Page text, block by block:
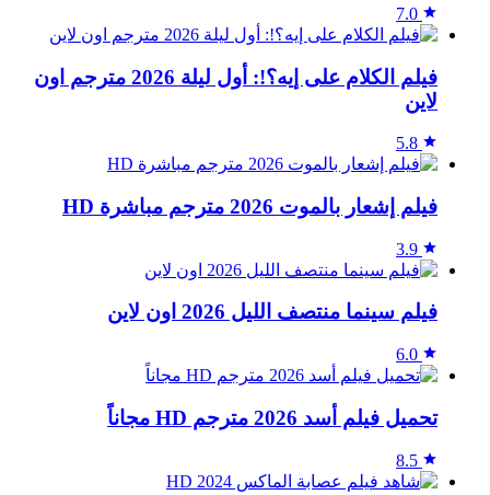
7.0
فيلم الكلام على إيه؟!: أول ليلة 2026 مترجم اون
لاين
5.8
فيلم إشعار بالموت 2026 مترجم مباشرة HD
3.9
فيلم سينما منتصف الليل 2026 اون لاين
6.0
تحميل فيلم أسد 2026 مترجم HD مجاناً
8.5